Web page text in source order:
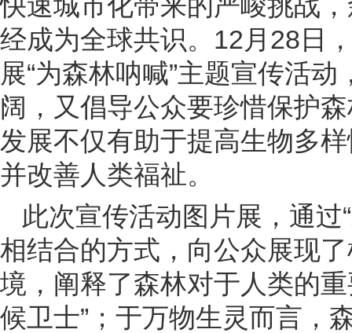
经成为全球共识。12月28日
展“为森林呐喊”主题宣传活
阔，又倡导公众要珍惜保护
发展不仅有助于提高生物多
并改善人类福祉。
此次宣传活动图片展，通过
相结合的方式，向公众展现
境，阐释了森林对于人类的
候卫士”；于万物生灵而言，